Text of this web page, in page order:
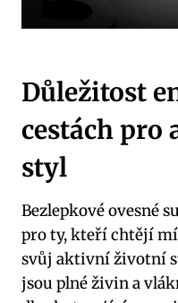
Důležitost
cestách
styl
Bezlepkové ovesné
pro ty, kteří chtějí
svůj aktivní životní
jsou plné živin a